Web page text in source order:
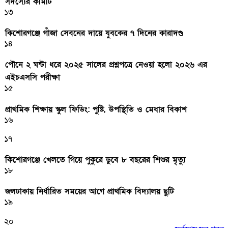
১৩
কিশোরগঞ্জে গাঁজা সেবনের দায়ে যুবকের ৭ দিনের কারাদণ্ড
১৪
পৌনে ২ ঘন্টা ধরে ২০২৫ সালের প্রশ্নপত্রে নেওয়া হলো ২০২৬ এর
এইচএসসি পরীক্ষা
১৫
প্রাথমিক শিক্ষায় স্কুল ফিডিং: পুষ্টি, উপস্থিতি ও মেধার বিকাশ
১৬
১৭
কিশোরগঞ্জে খেলতে গিয়ে পুকুরে ডুবে ৮ বছরের শিশুর মৃত্যু
১৮
জলঢাকায় নির্ধারিত সময়ের আগে প্রাথমিক বিদ্যালয় ছুটি
১৯
২০